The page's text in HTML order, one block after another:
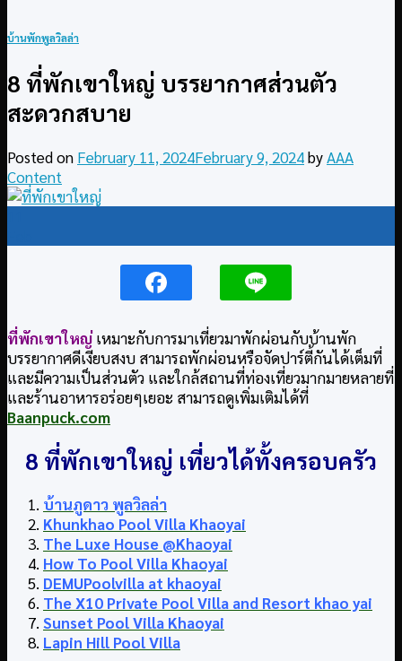
บ้านพักพูลวิลล่า
8 ที่พักเขาใหญ่ บรรยากาศส่วนตัว
สะดวกสบาย
Posted on February 11, 2024February 9, 2024byAAA
Content
ที่พักเขาใหญ่เหมาะกับการมาเที่ยวมาพักผ่อนกับบ้านพัก
บรรยากาศดีเงียบสงบ สามารถพักผ่อนหรือจัดปาร์ตี้กันได้เต็มที่
และมีความเป็นส่วนตัว และใกล้สถานที่ท่องเที่ยวมากมายหลายที่
และร้านอาหารอร่อยๆเยอะ สามารถดูเพิ่มเติมได้ที่
Baanpuck.com
8 ที่พักเขาใหญ่ เที่ยวได้ทั้งครอบครัว
บ้านภูดาว พูลวิลล่า
Khunkhao Pool Villa Khaoyai
The Luxe House @Khaoyai
How To Pool Villa Khaoyai
DEMUPoolvilla at khaoyai
The X10 Private Pool Villa and Resort khao yai
Sunset Pool Villa Khaoyai
Lapin Hill Pool Villa